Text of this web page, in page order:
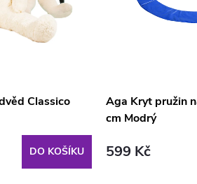
Classico
DO KOŠÍKU
Aga Kryt pružin
cm Modrý
599 Kč